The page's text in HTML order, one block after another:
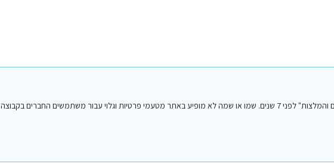
הפוסט הנ"ל נכתב על ידי אחד מחברי או חברות קבוצת הפייסבוק "סיני טיפים והמלצות" לפני 7 שנים. שמו או שמה לא מופיע באתר מטעמי פרטיות וגלוי עבור משתמשים החברים בקבוצה